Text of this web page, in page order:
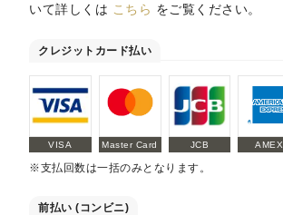
いて詳しくは こちら をご覧ください。
クレジットカード払い
VISA Master Card JCB AMEX
※支払回数は一括のみとなります。
前払い (コンビニ)